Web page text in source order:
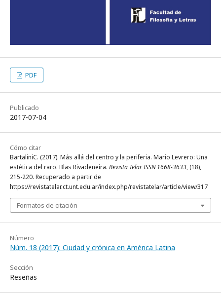
PDF
Publicado
2017-07-04
Cómo citar
BartaliniC. (2017). Más allá del centro y la periferia. Mario Levrero: Una
estética del raro. Blas Rivadeneira. Revista Telar ISSN 1668-3633, (18),
215-220. Recuperado a partir de
https://revistatelar.ct.unt.edu.ar/index.php/revistatelar/article/view/317
Formatos de citación
Número
Núm. 18 (2017): Ciudad y crónica en América Latina
Sección
Reseñas